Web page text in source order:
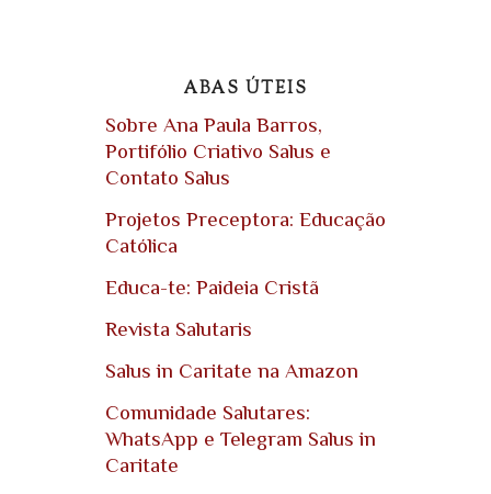
ABAS ÚTEIS
Sobre Ana Paula Barros,
Portifólio Criativo Salus e
Contato Salus
Projetos Preceptora: Educação
Católica
Educa-te: Paideia Cristã
Revista Salutaris
Salus in Caritate na Amazon
Comunidade Salutares:
WhatsApp e Telegram Salus in
Caritate